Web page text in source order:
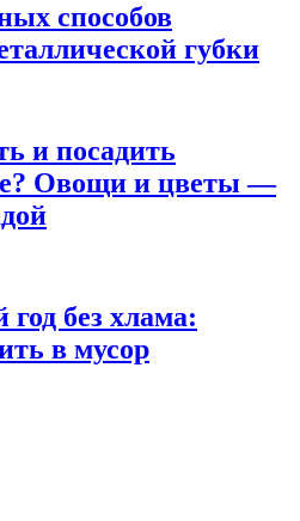
способов
губки
и посадить
Овощи и цветы —
без хлама:
в мусор